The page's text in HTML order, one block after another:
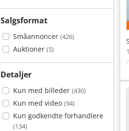
Salgsformat
Småannoncer (426)
Auktioner (5)
Detaljer
Kun med billeder (430)
Kun med video (94)
Kun godkendte forhandlere
(134)